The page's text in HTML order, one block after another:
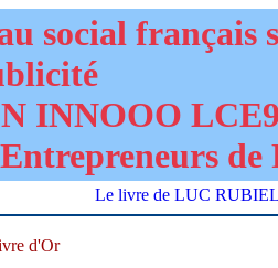
social français
INNOOO LCE9
de
Le livre de LUC RUBIELLO
d'Or